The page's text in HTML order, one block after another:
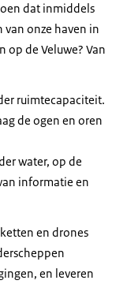
dat inmiddels
van onze haven in
op de Veluwe? Van
ruimtecapaciteit.
de ogen en oren
water, op de
informatie en
en drones
en leveren